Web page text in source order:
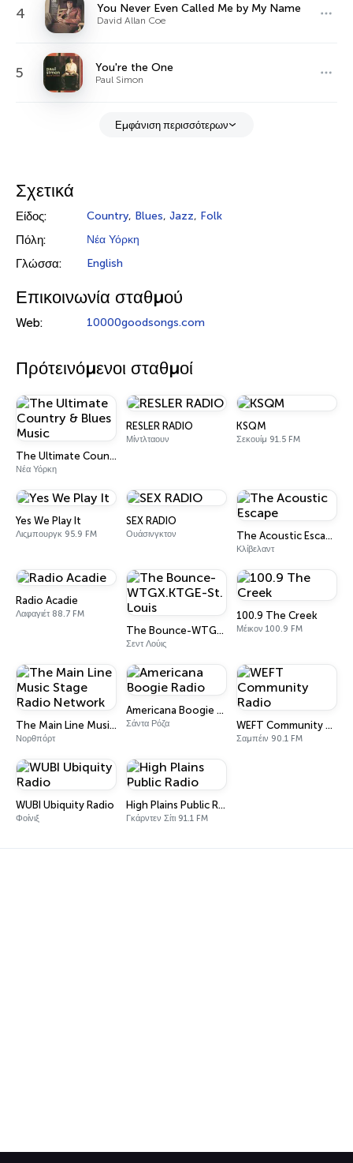
4 You Never Even Called Me by My Name
David Allan Coe
5 You're the One
Paul Simon
Εμφάνιση περισσότερων
Σχετικά
Είδος: Country, Blues, Jazz, Folk
Πόλη: Νέα Υόρκη
Γλώσσα: English
Επικοινωνία σταθμού
Web: 10000goodsongs.com
Πρότεινόμενοι σταθμοί
The Ultimate Country & Blues Music
Νέα Υόρκη
RESLER RADIO
Μίντλταουν
KSQM
Σεκουίμ 91.5 FM
Yes We Play It
Λιςμπουργκ 95.9 FM
SEX RADIO
Ουάσινγκτον The Acoustic Escape
Κλίβελαντ
Radio Acadie
Λαφαγιέτ 88.7 FM
The Bounce-WTGX.KTGE-St. Louis
Σεντ Λούις
100.9 The Creek
Μέικον 100.9 FM
The Main Line Music Stage Radio Network
Νορθπόρτ
Americana Boogie Radio
Σάντα Ρόζα WEFT Community Radio
Σαμπέιν 90.1 FM
WUBI Ubiquity Radio
Φοίνιξ
High Plains Public Radio
Γκάρντεν Σίτι 91.1 FM